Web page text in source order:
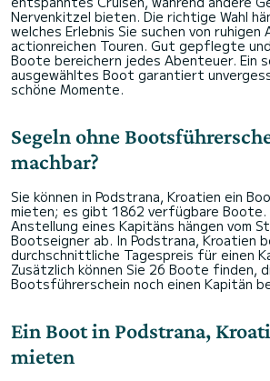
Nervenkitzel bieten. Die richtige Wahl
welches Erlebnis Sie suchen von ruhigen
actionreichen Touren. Gut gepflegte
Boote bereichern jedes Abenteuer. Ein
ausgewähltes Boot garantiert
schöne Momente.
Segeln ohne
machbar?
Sie können in Podstrana, Kroatien ein
mieten; es gibt 1862 verfügbare Boote.
Anstellung eines Kapitäns hängen vom
Bootseigner ab. In Podstrana, Kroatien
durchschnittliche Tagespreis für einen
Zusätzlich können Sie 26 Boote finden,
Bootsführerschein noch einen Kapitän
Ein Boot in Podstrana,
mieten